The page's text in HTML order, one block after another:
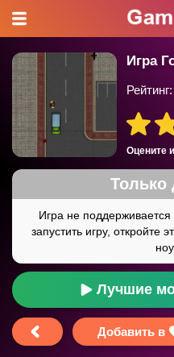
Игра
Оцените
Рейтинг:
Лучшие
Добавить в